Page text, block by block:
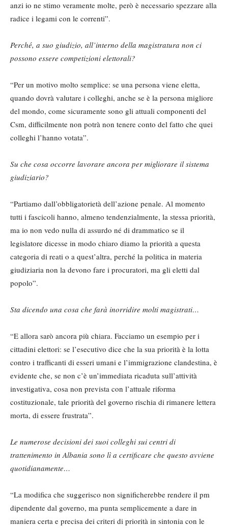
anzi io ne stimo veramente molte, però è necessario spezzare alla
radice i legami con le correnti”.
Perché, a suo giudizio, all’interno della magistratura non ci
possono essere competizioni elettorali?
“Per un motivo molto semplice: se una persona viene eletta,
quando dovrà valutare i colleghi, anche se è la persona migliore
del mondo, come sicuramente sono gli attuali componenti del
Csm, difficilmente non potrà non tenere conto del fatto che quei
colleghi l’hanno votata”.
Su che cosa occorre lavorare ancora per migliorare il sistema
giudiziario?
“Partiamo dall’obbligatorietà dell’azione penale. Al momento
tutti i fascicoli hanno, almeno tendenzialmente, la stessa priorità,
ma io non vedo nulla di assurdo né di drammatico se il
legislatore dicesse in modo chiaro diamo la priorità a questa
categoria di reati o a quest’altra, perché la politica in materia
giudiziaria non la devono fare i procuratori, ma gli eletti dal
popolo”.
Sta dicendo una cosa che farà inorridire molti magistrati…
“E allora sarò ancora più chiara. Facciamo un esempio per i
cittadini elettori: se l’esecutivo dice che la sua priorità è la lotta
contro i trafficanti di esseri umani e l’immigrazione clandestina, è
evidente che, se non c’è un’immediata ricaduta sull’attività
investigativa, cosa non prevista con l’attuale riforma
costituzionale, tale priorità del governo rischia di rimanere lettera
morta, di essere frustrata”.
Le numerose decisioni dei suoi colleghi sui centri di
trattenimento in Albania sono lì a certificare che questo avviene
quotidianamente…
“La modifica che suggerisco non significherebbe rendere il pm
dipendente dal governo, ma punta semplicemente a dare in
maniera certa e precisa dei criteri di priorità in sintonia con le